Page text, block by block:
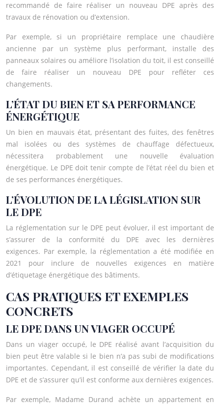
recommandé de faire réaliser un nouveau DPE après des
travaux de rénovation ou d’extension.
Par exemple, si un propriétaire remplace une chaudière
ancienne par un système plus performant, installe des
panneaux solaires ou améliore l’isolation du toit, il est conseillé
de faire réaliser un nouveau DPE pour refléter ces
changements.
L’ÉTAT DU BIEN ET SA PERFORMANCE
ÉNERGÉTIQUE
Un bien en mauvais état, présentant des fuites, des fenêtres
mal isolées ou des systèmes de chauffage défectueux,
nécessitera probablement une nouvelle évaluation
énergétique. Le DPE doit tenir compte de l’état réel du bien et
de ses performances énergétiques.
L’ÉVOLUTION DE LA LÉGISLATION SUR
LE DPE
La réglementation sur le DPE peut évoluer, il est important de
s’assurer de la conformité du DPE avec les dernières
exigences. Par exemple, la réglementation a été modifiée en
2021 pour inclure de nouvelles exigences en matière
d’étiquetage énergétique des bâtiments.
CAS PRATIQUES ET EXEMPLES
CONCRETS
LE DPE DANS UN VIAGER OCCUPÉ
Dans un viager occupé, le DPE réalisé avant l’acquisition du
bien peut être valable si le bien n’a pas subi de modifications
importantes. Cependant, il est conseillé de vérifier la date du
DPE et de s’assurer qu’il est conforme aux dernières exigences.
Par exemple, Madame Durand achète un appartement en